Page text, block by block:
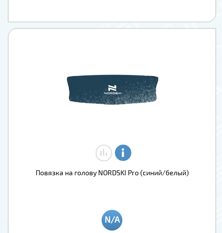
Повязка на голову NORDSKI Pro (синий/белый)